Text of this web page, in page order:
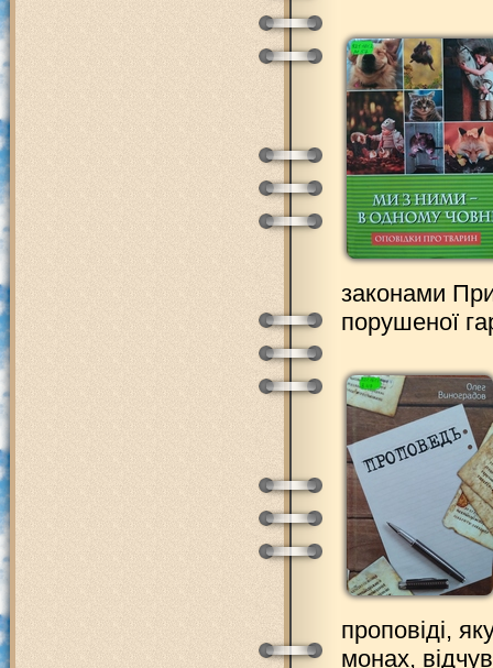
законами
порушеної
проповіді,
монах,